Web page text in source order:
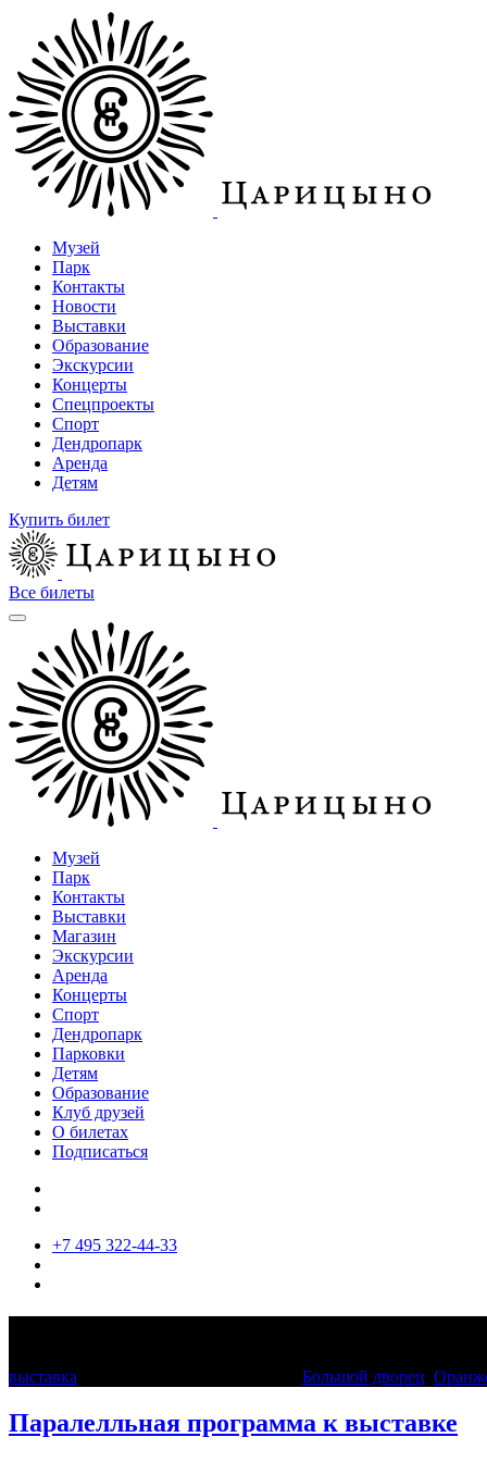
Музей
Парк
Контакты
Новости
Выставки
Образование
Экскурсии
Концерты
Спецпроекты
Спорт
Дендропарк
Аренда
Детям
Купить билет
Все билеты
Музей
Парк
Контакты
Выставки
Магазин
Экскурсии
Аренда
Концерты
Спорт
Дендропарк
Парковки
Детям
Образование
Клуб друзей
О билетах
Подписаться
+7 495 322-44-33
выставка Большой дворец
Паралелльная программа к выставке